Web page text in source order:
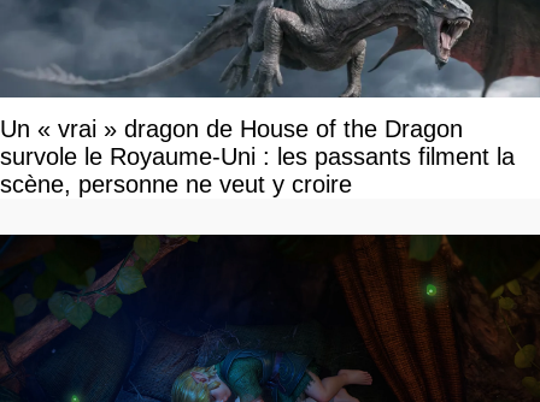
Un « vrai » dragon de House of the Dragon
survole le Royaume-Uni : les passants filment la
scène, personne ne veut y croire